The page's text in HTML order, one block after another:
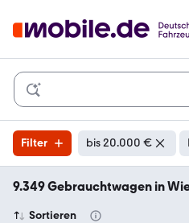
Filter bis 20.000 €
9.349 Gebrauchtwagen in
Sortieren